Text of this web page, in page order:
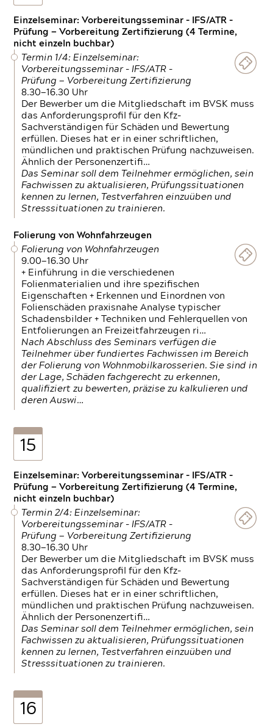
Einzelseminar: Vorbereitungsseminar - IFS/ATR -
Prüfung — Vorbereitung Zertifizierung (4 Termine,
nicht einzeln buchbar)
Termin 1/4: Einzelseminar:
Vorbereitungsseminar - IFS/ATR -
Prüfung — Vorbereitung Zertifizierung
8.30—16.30 Uhr
Der Bewerber um die Mitgliedschaft im BVSK muss
das Anforderungsprofil für den Kfz-
Sachverständigen für Schäden und Bewertung
erfüllen. Dieses hat er in einer schriftlichen,
mündlichen und praktischen Prüfung nachzuweisen.
Ähnlich der Personenzertifi…
Das Seminar soll dem Teilnehmer ermöglichen, sein
Fachwissen zu aktualisieren, Prüfungssituationen
kennen zu lernen, Testverfahren einzuüben und
Stresssituationen zu trainieren.
Folierung von Wohnfahrzeugen
Folierung von Wohnfahrzeugen
9.00—16.30 Uhr
+ Einführung in die verschiedenen
Folienmaterialien und ihre spezifischen
Eigenschaften + Erkennen und Einordnen von
Folienschäden praxisnahe Analyse typischer
Schadensbilder + Techniken und Fehlerquellen von
Entfolierungen an Freizeitfahrzeugen ri…
Nach Abschluss des Seminars verfügen die
Teilnehmer über fundiertes Fachwissen im Bereich
der Folierung von Wohnmobilkarosserien. Sie sind in
der Lage, Schäden fachgerecht zu erkennen,
qualifiziert zu bewerten, präzise zu kalkulieren und
deren Auswi…
15
Einzelseminar: Vorbereitungsseminar - IFS/ATR -
Prüfung — Vorbereitung Zertifizierung (4 Termine,
nicht einzeln buchbar)
Termin 2/4: Einzelseminar:
Vorbereitungsseminar - IFS/ATR -
Prüfung — Vorbereitung Zertifizierung
8.30—16.30 Uhr
Der Bewerber um die Mitgliedschaft im BVSK muss
das Anforderungsprofil für den Kfz-
Sachverständigen für Schäden und Bewertung
erfüllen. Dieses hat er in einer schriftlichen,
mündlichen und praktischen Prüfung nachzuweisen.
Ähnlich der Personenzertifi…
Das Seminar soll dem Teilnehmer ermöglichen, sein
Fachwissen zu aktualisieren, Prüfungssituationen
kennen zu lernen, Testverfahren einzuüben und
Stresssituationen zu trainieren.
16